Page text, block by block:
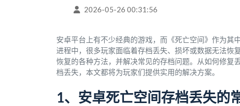
2026-05-26 00:31:56
安卓平台上有不少经典的游戏，而《死亡空间》作为
进程中，很多玩家面临着存档丢失、损坏或数据无法恢
恢复的各种方法，并解决常见的存档问题。从如何修复
档丢失，本文都将为玩家们提供实用的解决方案。
1、安卓死亡空间存档丢失的